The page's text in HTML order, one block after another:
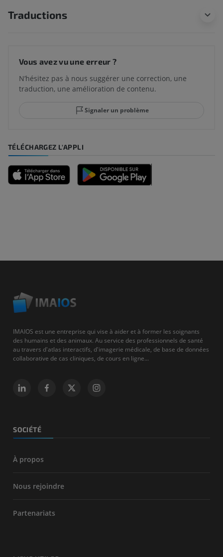
Traductions
Vous avez vu une erreur ?
N’hésitez pas à nous suggérer une correction, une
traduction, une amélioration de contenu.
Signaler un problème
TÉLÉCHARGEZ L'APPLI
IMAIOS est une entreprise qui vise à aider et à former les soignants
des humains et des animaux. Au service des professionnels de santé
au travers d'atlas interactifs, d'imagerie médicale, de base de données
collaborative de cas cliniques, de cours en ligne...
SOCIÉTÉ
À propos
Nous rejoindre
Partenariats